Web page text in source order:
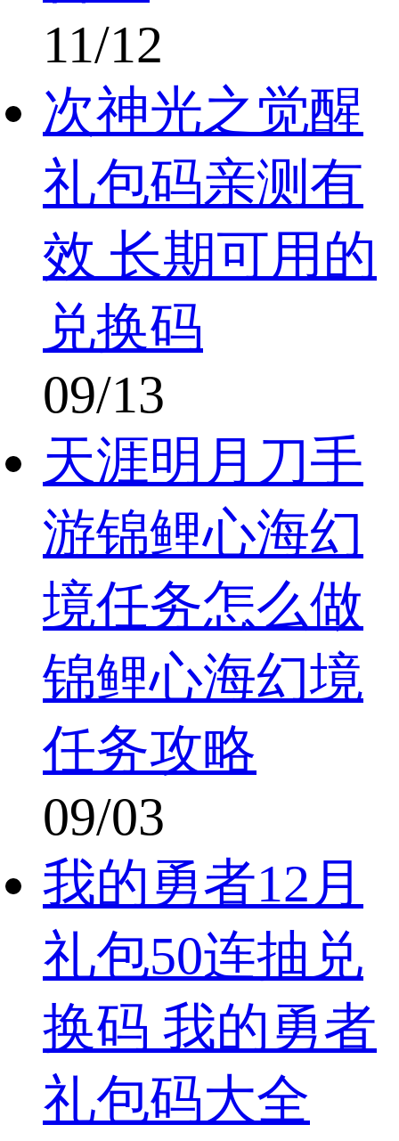
11/12
次神光之觉醒
礼包码亲测有
效 长期可用的
兑换码
09/13
天涯明月刀手
游锦鲤心海幻
境任务怎么做
锦鲤心海幻境
任务攻略
09/03
我的勇者12月
礼包50连抽兑
换码 我的勇者
礼包码大全